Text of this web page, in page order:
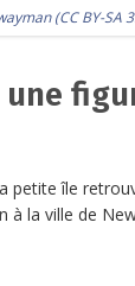
(CC BY-SA
une
petite île
la ville de